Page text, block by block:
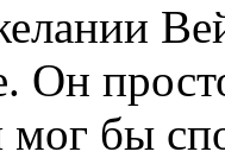
Он
мог бы